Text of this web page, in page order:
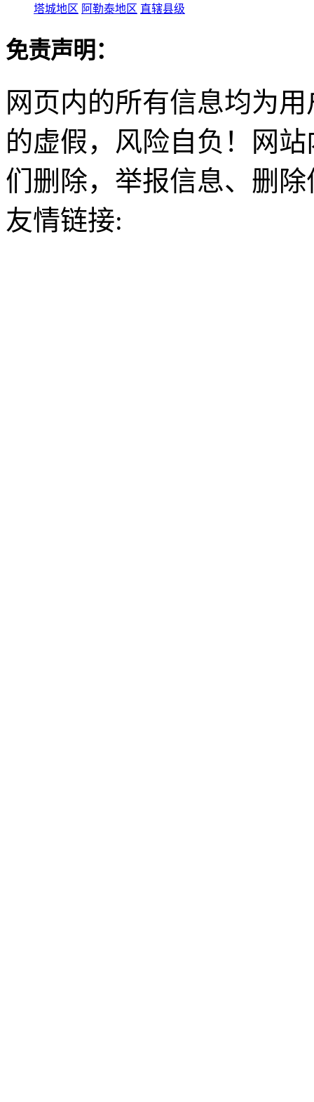
塔城地区 阿勒泰地区 直辖县级
免责声明：
网页内的所有信息均为
的虚假，风险自负！网
们删除，举报信息、删
友情链接: